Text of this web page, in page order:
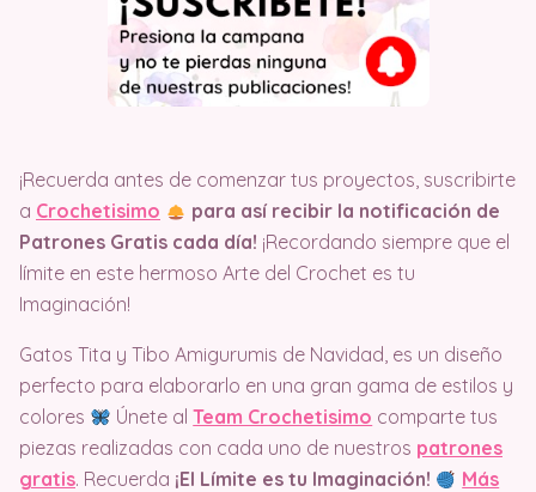
¡Recuerda antes de comenzar tus proyectos, suscribirte
a Crochetisimo
para así recibir la notificación de
Patrones Gratis cada día! ¡Recordando siempre que el
límite en este hermoso Arte del Crochet es tu
Imaginación!
Gatos Tita y Tibo Amigurumis de Navidad, es un diseño
perfecto para elaborarlo en una gran gama de estilos y
colores
Únete alTeam Crochetisimo comparte tus
piezas realizadas con cada uno de nuestros patrones
gratis. Recuerda ¡El Límite es tu Imaginación!
Más